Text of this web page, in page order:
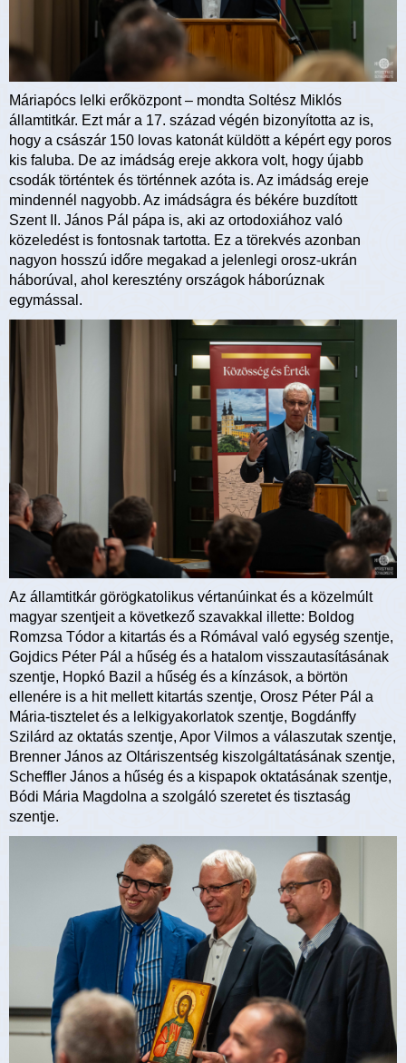
Máriapócs lelki erőközpont – mondta Soltész Miklós
államtitkár. Ezt már a 17. század végén bizonyította az is,
hogy a császár 150 lovas katonát küldött a képért egy poros
kis faluba. De az imádság ereje akkora volt, hogy újabb
csodák történtek és történnek azóta is. Az imádság ereje
mindennél nagyobb. Az imádságra és békére buzdított
Szent II. János Pál pápa is, aki az ortodoxiához való
közeledést is fontosnak tartotta. Ez a törekvés azonban
nagyon hosszú időre megakad a jelenlegi orosz-ukrán
háborúval, ahol keresztény országok háborúznak
egymással.
Az államtitkár görögkatolikus vértanúinkat és a közelmúlt
magyar szentjeit a következő szavakkal illette: Boldog
Romzsa Tódor a kitartás és a Rómával való egység szentje,
Gojdics Péter Pál a hűség és a hatalom visszautasításának
szentje, Hopkó Bazil a hűség és a kínzások, a börtön
ellenére is a hit mellett kitartás szentje, Orosz Péter Pál a
Mária-tisztelet és a lelkigyakorlatok szentje, Bogdánffy
Szilárd az oktatás szentje, Apor Vilmos a válaszutak szentje,
Brenner János az Oltáriszentség kiszolgáltatásának szentje,
Scheffler János a hűség és a kispapok oktatásának szentje,
Bódi Mária Magdolna a szolgáló szeretet és tisztaság
szentje.